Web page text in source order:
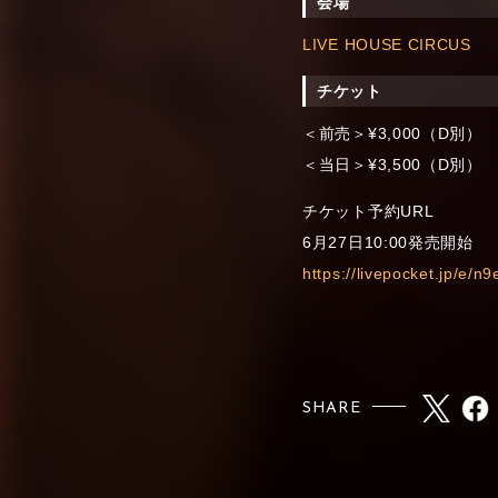
LIVE HOUSE CIRCUS
チケット
＜前売＞¥3,000（D別）
＜当日＞¥3,500（D別）
チケット予約URL
6月27日10:00発売開始
https://livepocket.jp/e/
SHARE